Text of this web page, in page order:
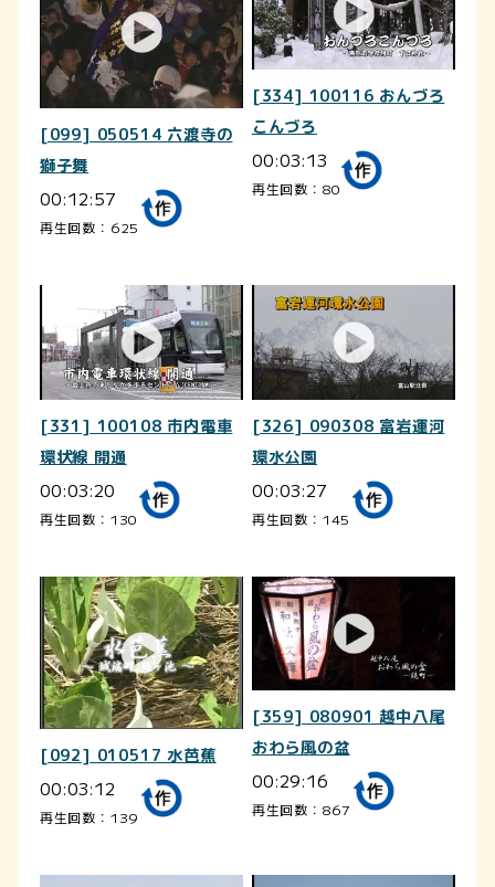
[099] 050514 六渡寺の
獅子舞
00:12:57
再生回数：625
[334] 100116 おんづろ
こんづろ
00:03:13
再生回数：80
[331] 100108 市内電車
環状線 開通
00:03:20
再生回数：130
[326] 090308 富岩運河
環水公園
00:03:27
再生回数：145
[092] 010517 水芭蕉
00:03:12
再生回数：139
[359] 080901 越中八尾
おわら風の盆
00:29:16
再生回数：867